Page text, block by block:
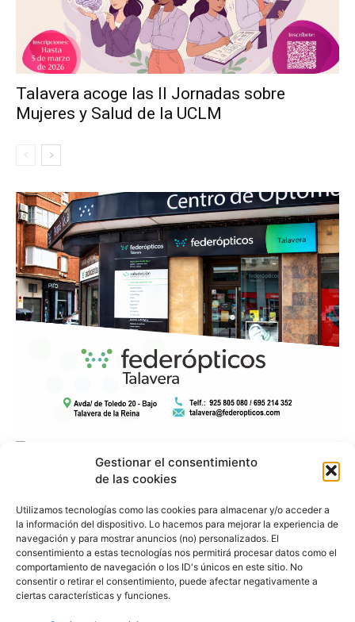
Gestionar el consentimiento
de las cookies
Utilizamos tecnologías como las cookies para almacenar y/o acceder a
la información del dispositivo. Lo hacemos para mejorar la experiencia de
navegación y para mostrar anuncios (no) personalizados. El
consentimiento a estas tecnologías nos permitirá procesar datos como el
comportamiento de navegación o los ID's únicos en este sitio. No
consentir o retirar el consentimiento, puede afectar negativamente a
ciertas características y funciones.
Talavera acoge las II Jornadas sobre
Mujeres y Salud de la UCLM